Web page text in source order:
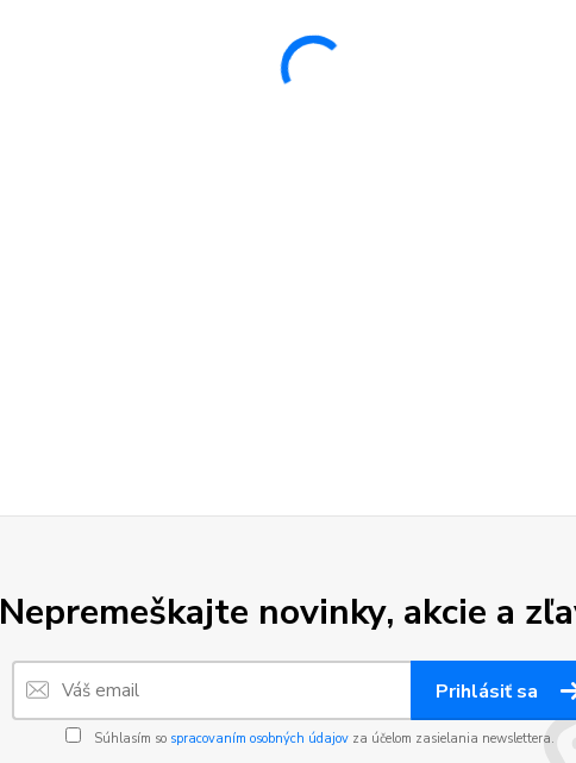
Nepremeškajte novinky, akcie a
Prihlásiť sa
Súhlasím so spracovaním osobných údajovza účelom zasielania newslettera.